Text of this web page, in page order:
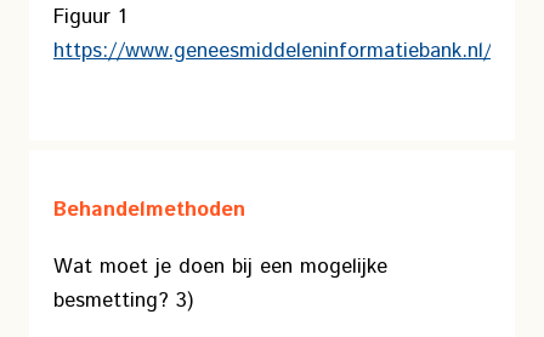
Figuur 1
https://www.geneesmiddeleninformatiebank.nl/
Behandelmethoden
Wat moet je doen bij een mogelijke
besmetting? 3)